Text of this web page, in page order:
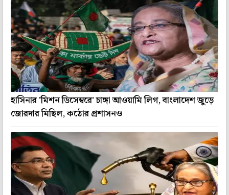
হাসিনার 'মিশন ডিসেম্বরে' চাঙ্গা আওয়ামি লিগ, বাংলাদেশ জুড়ে
জোরদার মিছিল, কঠোর প্রশাসনও